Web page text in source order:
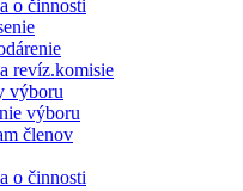
o činnosti
revíz.komisie
výboru
výboru
členov
o činnosti